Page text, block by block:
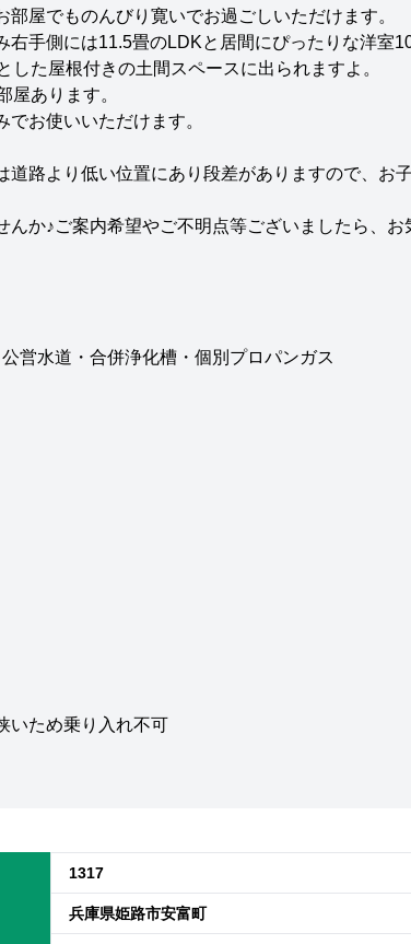
屋でものんびり寛いでお過ごしいただけます。
手側には11.5畳のLDKと居間にぴったりな洋室
た屋根付きの土間スペースに出られますよ。
屋あります。
お使いいただけます。
道路より低い位置にあり段差がありますので、お
んか♪ご案内希望やご不明点等ございましたら、
営水道・合併浄化槽・個別プロパンガス
いため乗り入れ不可
1317
兵庫県姫路市安富町